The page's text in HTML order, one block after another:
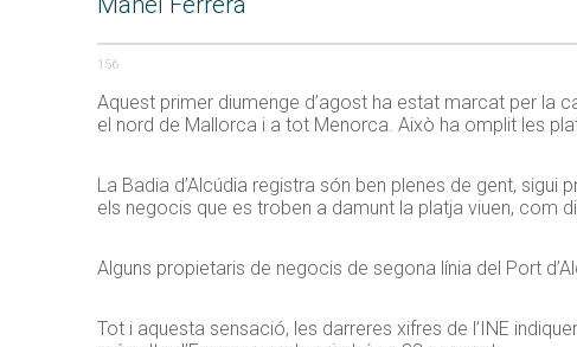
156
Aquest primer diumenge d’agost ha estat marcat per la
el nord de Mallorca i a tot Menorca. Això ha omplit les
La Badia d’Alcúdia registra són ben plenes de gent,
els negocis que es troben a damunt la platja viuen, com
Alguns propietaris de negocis de segona línia del Port
Tot i aquesta sensació, les darreres xifres de l’INE